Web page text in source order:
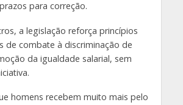
para correção.
a legislação reforça princípios
de combate à discriminação de
da igualdade salarial, sem
homens recebem muito mais pelo